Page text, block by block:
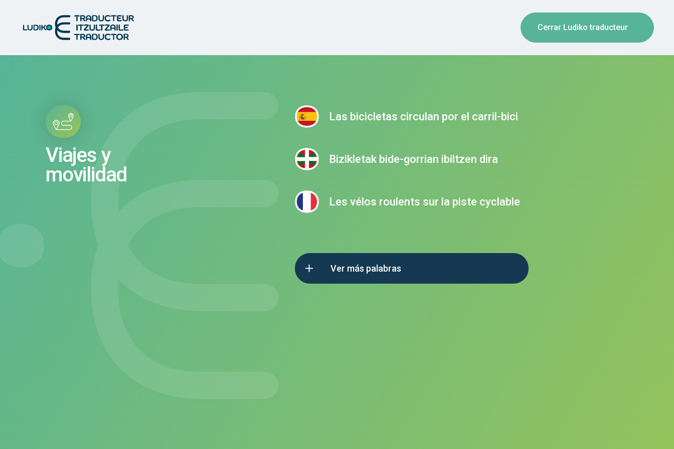
Cerrar Ludiko traducteur
Viajes y
movilidad
Las bicicletas circulan por el carril-bici
Bizikletak bide-gorrian ibiltzen dira
Les vélos roulents sur la piste cyclable
Ver más palabras